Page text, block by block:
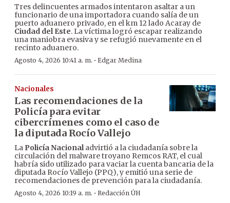
Tres delincuentes armados intentaron asaltar a un
funcionario de una importadora cuando salía de un
puerto aduanero privado, en el km 12 lado Acaray de
Ciudad del Este. La víctima logró escapar realizando
una maniobra evasiva y se refugió nuevamente en el
recinto aduanero.
Agosto 4, 2026 10:41 a. m. · Edgar Medina
Nacionales
Las recomendaciones de la
Policía para evitar
cibercrímenes como el caso de
la diputada Rocío Vallejo
La Policía Nacionaladvirtió a la ciudadanía sobre la
circulación del malware troyano Remcos RAT, el cual
habría sido utilizado para vaciar la cuenta bancaria de la
diputada Rocío Vallejo (PPQ), y emitió una serie de
recomendaciones de prevención para la ciudadanía.
Agosto 4, 2026 10:19 a. m. · Redacción ÚH